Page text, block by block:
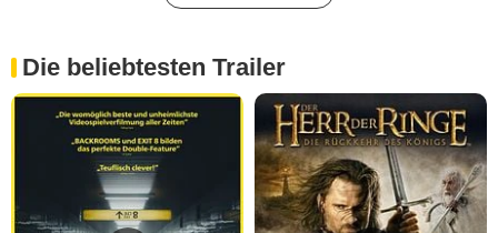
Die beliebtesten Trailer